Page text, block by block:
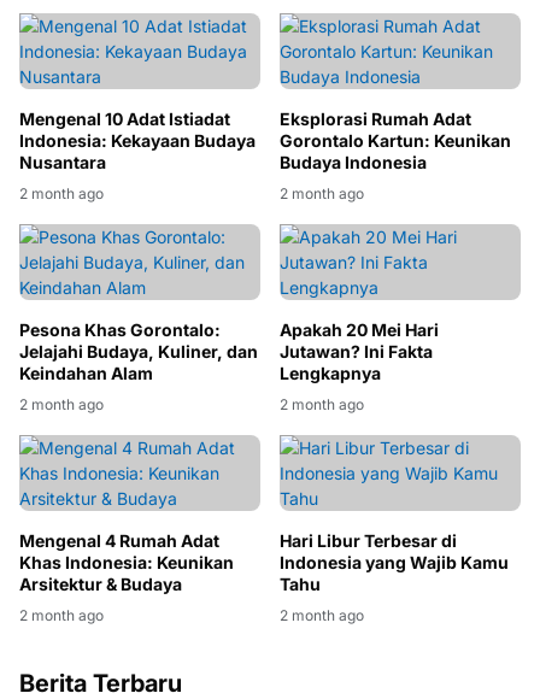
Mengenal 10 Adat Istiadat
Indonesia: Kekayaan Budaya
Nusantara
2 month ago
Eksplorasi Rumah Adat
Gorontalo Kartun: Keunikan
Budaya Indonesia
2 month ago
Pesona Khas Gorontalo:
Jelajahi Budaya, Kuliner, dan
Keindahan Alam
2 month ago
Apakah 20 Mei Hari
Jutawan? Ini Fakta
Lengkapnya
2 month ago
Mengenal 4 Rumah Adat
Khas Indonesia: Keunikan
Arsitektur & Budaya
2 month ago
Hari Libur Terbesar di
Indonesia yang Wajib Kamu
Tahu
2 month ago
Berita Terbaru